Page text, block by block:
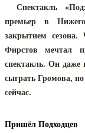
Спектакль
премьер в
закрытием сезона.
Фирстов мечтал
спектакль. Он даже
сыграть Громова,
сейчас.
Пришёл Подходцев